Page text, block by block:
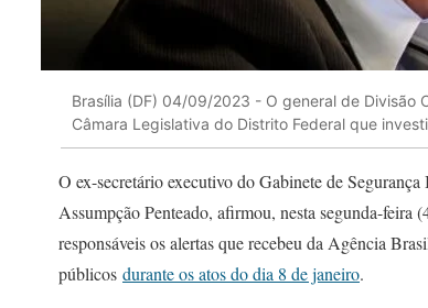
Brasília (DF) 04/09/2023 - O general de Divisão
Câmara Legislativa do Distrito Federal que
O ex-secretário executivo do Gabinete de
Assumpção Penteado, afirmou, nesta segunda-feira
responsáveis os alertas que recebeu da Agência
públicos durante os atos do dia 8 de janeiro.